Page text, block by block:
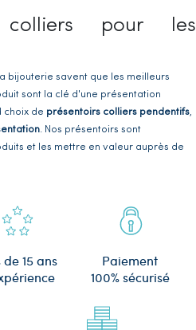
colliers pour les
bijouterie savent que les meilleurs
sont la clé d'une présentation
choix de présentoirs colliers pendentifs,
. Nos présentoirs sont
et les mettre en valeur auprès de
des colliers et des chaînes
chaînettes
pour colliers, chaînes ou pendentifs
les pendentifs et les créoles
de 15 ans
Paiement
100% sécurisé